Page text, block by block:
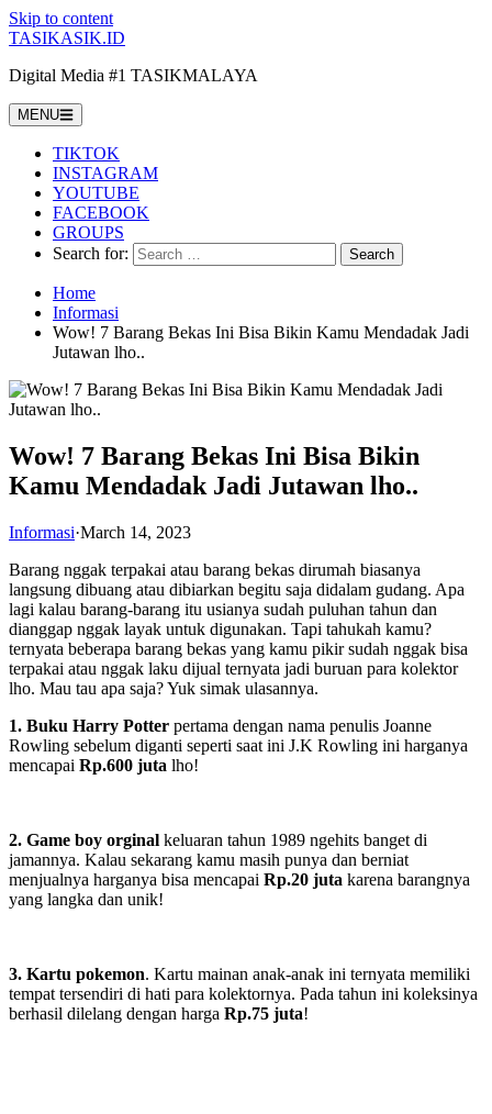
Skip to content
TASIKASIK.ID
Digital Media #1 TASIKMALAYA
MENU
TIKTOK
INSTAGRAM
YOUTUBE
FACEBOOK
GROUPS
Search for:
Home
Informasi
Wow! 7 Barang Bekas Ini Bisa Bikin Kamu Mendadak Jadi
Jutawan lho..
Wow! 7 Barang Bekas Ini Bisa Bikin
Kamu Mendadak Jadi Jutawan lho..
Informasi·March 14, 2023
Barang nggak terpakai atau barang bekas dirumah biasanya
langsung dibuang atau dibiarkan begitu saja didalam gudang. Apa
lagi kalau barang-barang itu usianya sudah puluhan tahun dan
dianggap nggak layak untuk digunakan. Tapi tahukah kamu?
ternyata beberapa barang bekas yang kamu pikir sudah nggak bisa
terpakai atau nggak laku dijual ternyata jadi buruan para kolektor
lho. Mau tau apa saja? Yuk simak ulasannya.
1. Buku Harry Potter pertama dengan nama penulis Joanne
Rowling sebelum diganti seperti saat ini J.K Rowling ini harganya
mencapai Rp.600 juta lho!
2. Game boy orginal keluaran tahun 1989 ngehits banget di
jamannya. Kalau sekarang kamu masih punya dan berniat
menjualnya harganya bisa mencapai Rp.20 juta karena barangnya
yang langka dan unik!
3. Kartu pokemon. Kartu mainan anak-anak ini ternyata memiliki
tempat tersendiri di hati para kolektornya. Pada tahun ini koleksinya
berhasil dilelang dengan harga Rp.75 juta!